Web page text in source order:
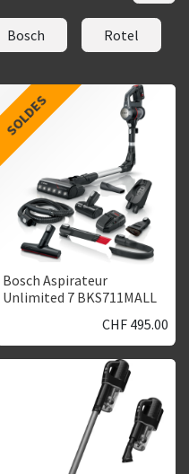
Bosch Rotel
SOLDES
Bosch Aspirateur
Unlimited 7 BKS711MALL
CHF 495.00